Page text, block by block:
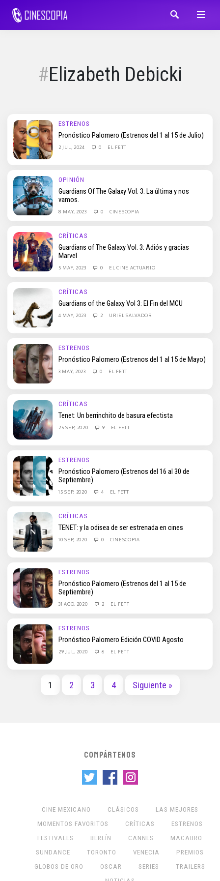
Elizabeth Debicki
ESTRENOS
Pronóstico Palomero (Estrenos del 1 al 15 de Julio)
2 JUL, 2024 0 EL FETT
OPINIÓN
Guardians Of The Galaxy Vol. 3: La última y nos
vamos.
8 MAY, 2023 0 CINESCOPIA
CRÍTICAS
Guardians of The Galaxy Vol. 3: Adiós y gracias
Marvel
5 MAY, 2023 0 EL CINE ACTUARIO
CRÍTICAS
Guardians of the Galaxy Vol 3: El Fin del MCU
4 MAY, 2023 2 URIEL SALVADOR
ESTRENOS
Pronóstico Palomero (Estrenos del 1 al 15 de Mayo)
3 MAY, 2023 0 EL FETT
CRÍTICAS
Tenet: Un berrinchito de basura efectista
25 SEP, 2020 9 EL FETT
ESTRENOS
Pronóstico Palomero (Estrenos del 16 al 30 de
Septiembre)
15 SEP, 2020 4 EL FETT
CRÍTICAS
TENET: y la odisea de ser estrenada en cines
10 SEP, 2020 0 CINESCOPIA
ESTRENOS
Pronóstico Palomero (Estrenos del 1 al 15 de
Septiembre)
31 AGO, 2020 2 EL FETT
ESTRENOS
Pronóstico Palomero Edición COVID Agosto
29 JUL, 2020 6 EL FETT
1 2 3 4 Siguiente »
COMPÁRTENOS
CINE MEXICANO CLÁSICOS
LAS MEJORES
MOMENTOS FAVORITOS
CRÍTICAS
ESTRENOS
FESTIVALES
BERLÍN CANNES
MACABRO
SUNDANCE
TORONTO VENECIA
PREMIOS
GLOBOS DE ORO
OSCAR SERIES
TRAILERS